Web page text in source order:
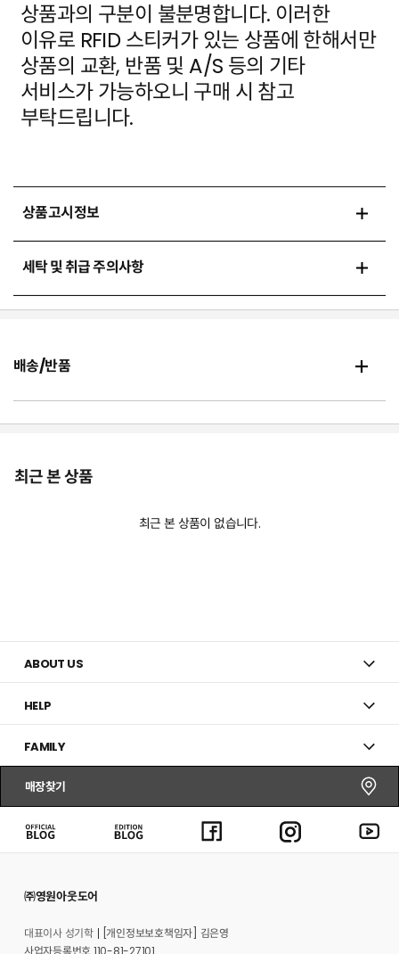
상품과의 구분이 불분명합니다. 이러한
이유로 RFID 스티커가 있는 상품에 한해서만
상품의 교환, 반품 및 A/S 등의 기타
서비스가 가능하오니 구매 시 참고
부탁드립니다.
상품고시정보
세탁 및 취급 주의사항
배송/반품
최근 본 상품
최근 본 상품이 없습니다.
ABOUT US
HELP
FAMILY
매장찾기
㈜영원아웃도어
대표이사 성기학
[개인정보보호책임자] 김은영